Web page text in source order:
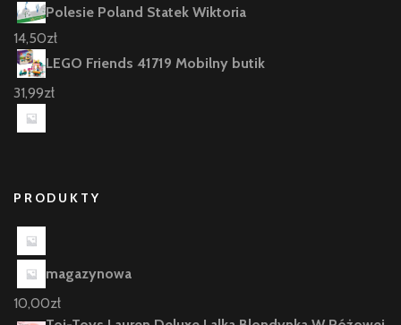
Polesie Poland Statek Wiktoria
14,50zł
LEGO Friends 41719 Mobilny butik
31,99zł
PRODUKTY
magazynowa
10,00zł